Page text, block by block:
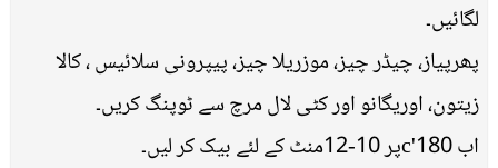
لگائیں۔
پھرپیاز، چیڈر چیز، موزریلا چیز، پیپرونی سلائیس ، کالا
زیتون، اوریگانو اور کٹی لال مرچ سے ٹوپنگ کریں۔
اب 180'cپر 10-12منٹ کے لئے بیک کر لیں۔